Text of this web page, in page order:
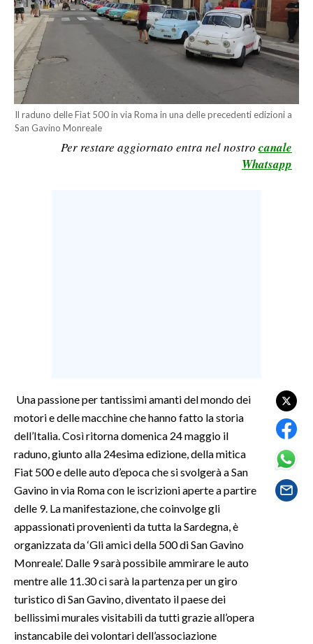
POLITICA
ECONOMIA
SERVIZI ALLE IMPRESE
LAVORO
BANDI
GOSSIP
SALUTE
SARDEGNA TURISMO
SARDI NEL MONDO
NOTIZIE
EVENTI
#CARAUNIONE
Il raduno delle Fiat 500 in via Roma in una delle precedenti edizioni a
San Gavino Monreale
Per restare aggiornato entra nel nostro canale
Whatsapp
Una passione per tantissimi amanti del mondo dei
motori e delle macchine che hanno fatto la storia
dell’Italia. Così ritorna domenica 24 maggio il
raduno, giunto alla 24esima edizione, della mitica
Fiat 500 e delle auto d’epoca che si svolgerà a San
Gavino in via Roma con le iscrizioni aperte a partire
delle 9. La manifestazione, che coinvolge gli
appassionati provenienti da tutta la Sardegna, è
organizzata da ‘Gli amici della 500 di San Gavino
Monreale’. Dalle 9 sarà possibile ammirare le auto
mentre alle 11.30 ci sarà la partenza per un giro
turistico di San Gavino, diventato il paese dei
bellissimi murales visitabili da tutti grazie all’opera
instancabile dei volontari dell’associazione